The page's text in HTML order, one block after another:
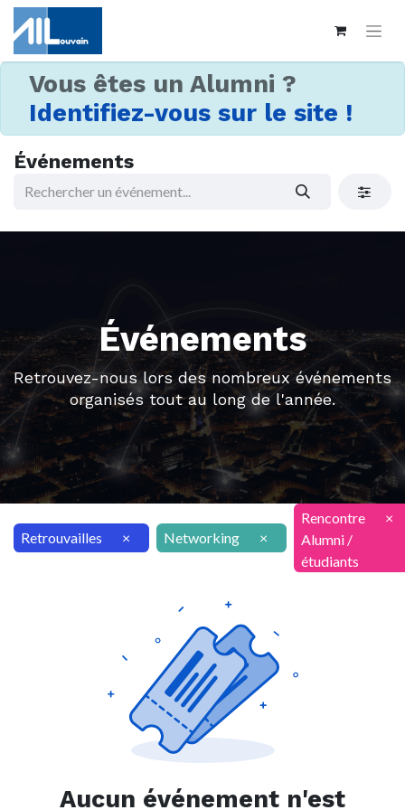
Vous êtes un Alumni ?
Identifiez-vous sur le site !
Événements
Événements
Retrouvez-nous lors des nombreux événements
organisés tout au long de l'année.
Retrouvailles × Networking ×
Rencontre
Alumni /
étudiants
×
Aucun événement n'est